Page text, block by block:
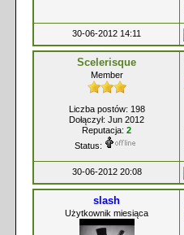
30-06-2012 14:11
Scelerisque
Member
Liczba postów: 198
Dołączył: Jun 2012
Reputacja: 2
Status:
30-06-2012 20:08
slash
Użytkownik miesiąca